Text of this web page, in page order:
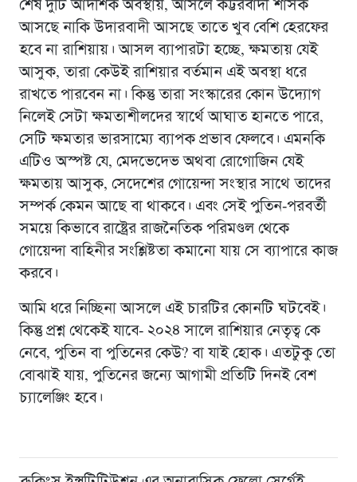
শেষ দুটি আদর্শিক অবস্থায়, আসলে কট্টরবাদী শাসক
আসছে নাকি উদারবাদী আসছে তাতে খুব বেশি হেরফের
হবে না রাশিয়ায়। আসল ব্যাপারটা হচ্ছে, ক্ষমতায় যেই
আসুক, তারা কেউই রাশিয়ার বর্তমান এই অবস্থা ধরে
রাখতে পারবেন না। কিন্তু তারা সংস্কারের কোন উদ্যোগ
নিলেই সেটা ক্ষমতাশীলদের স্বার্থে আঘাত হানতে পারে,
সেটি ক্ষমতার ভারসাম্যে ব্যাপক প্রভাব ফেলবে। এমনকি
এটিও অস্পষ্ট যে, মেদভেদেভ অথবা রোগোজিন যেই
ক্ষমতায় আসুক, সেদেশের গোয়েন্দা সংস্থার সাথে তাদের
সম্পর্ক কেমন আছে বা থাকবে। এবং সেই পুতিন-পরবর্তী
সময়ে কিভাবে রাষ্ট্রের রাজনৈতিক পরিমণ্ডল থেকে
গোয়েন্দা বাহিনীর সংশ্লিষ্টতা কমানো যায় সে ব্যাপারে কাজ
করবে।
আমি ধরে নিচ্ছিনা আসলে এই চারটির কোনটি ঘটবেই।
কিন্তু প্রশ্ন থেকেই যাবে- ২০২৪ সালে রাশিয়ার নেতৃত্ব কে
নেবে, পুতিন বা পুতিনের কেউ? বা যাই হোক। এতটুকু তো
বোঝাই যায়, পুতিনের জন্যে আগামী প্রতিটি দিনই বেশ
চ্যালেঞ্জিং হবে।